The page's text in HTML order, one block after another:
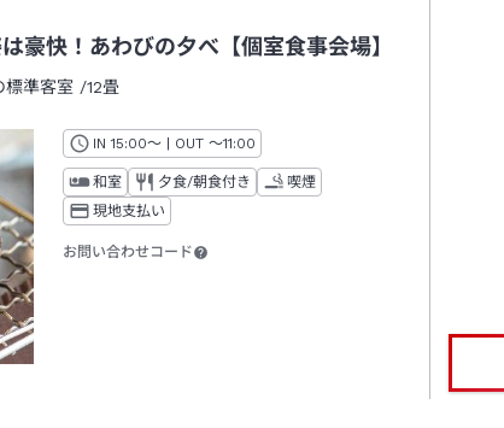
豪快！あわびの夕べ【個室食事会場】
標準客室 /12畳
IN チェックイン
15:00～ | OUT チェックアウト
～11:00
和室 夕食/朝食付き
喫煙
現地支払い
お問い合わせコード